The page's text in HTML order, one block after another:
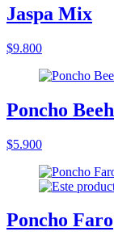
Jaspa Mix
$9.800
Poncho Beeh
$5.900
Poncho Faro